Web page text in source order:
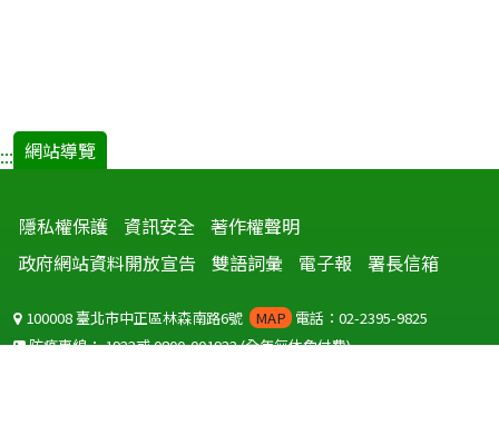
::: 網站導覽
隱私權保護 資訊安全 著作權聲明
政府網站資料開放宣告
雙語詞彙 電子報 署長信箱
100008 臺北市中正區林森南路6號 MAP 電話：02-2395-9825
防疫專線：1922或0800-001922(全年無休免付費)